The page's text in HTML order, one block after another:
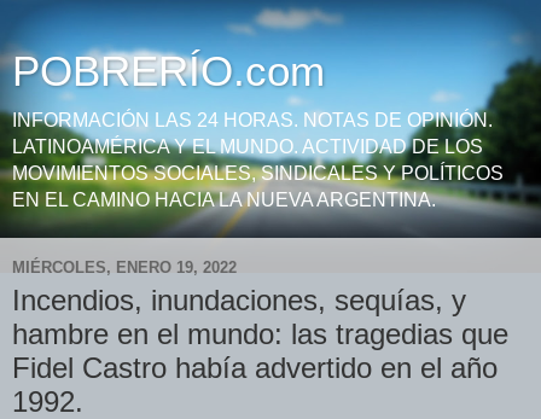
POBRERÍO.com
INFORMACIÓN LAS 24 HORAS. NOTAS DE OPINIÓN.
LATINOAMÉRICA Y EL MUNDO. ACTIVIDAD DE LOS
MOVIMIENTOS SOCIALES, SINDICALES Y POLÍTICOS
EN EL CAMINO HACIA LA NUEVA ARGENTINA.
MIÉRCOLES, ENERO 19, 2022
Incendios, inundaciones, sequías, y
hambre en el mundo: las tragedias que
Fidel Castro había advertido en el año
1992.